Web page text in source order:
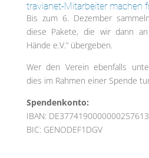
travianet-Mitarbeiter machen
Bis zum 6. Dezember
diese Pakete, die wir dann
Hände e.V.” übergeben.
Wer den Verein ebenfalls
dies im Rahmen einer Spende
Spendenkonto:
IBAN:
BIC: GENODEF1DGV